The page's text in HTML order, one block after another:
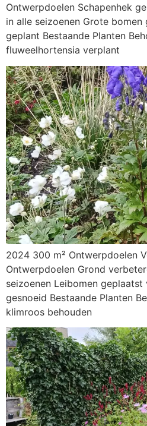
Ontwerpdoelen Schapenhek
in alle seizoenen Grote
geplant Bestaande Planten
fluweelhortensia verplant
2024 300 m² Ontwerpdoelen
Ontwerpdoelen Grond
seizoenen Leibomen
gesnoeid Bestaande Planten
klimroos behouden